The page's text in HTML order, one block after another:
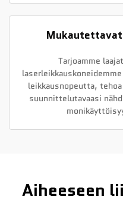
Tarjoamme
leikkausnopeutta,
suunnittelutavaasi
Aiheeseen